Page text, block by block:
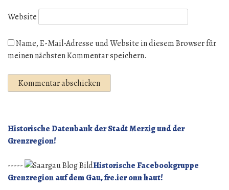
Website
Name, E-Mail-Adresse und Website in diesem Browser für
meinen nächsten Kommentar speichern.
Historische Datenbank der Stadt Merzig und der
Grenzregion!
-----
Historische Facebookgruppe
Grenzregion auf dem Gau, fre.ier onn haut!